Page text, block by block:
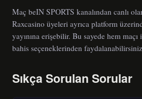
Maç beIN SPORTS kanalından canlı
Raxcasino üyeleri ayrıca platform
yayınına erişebilir. Bu sayede hem
bahis seçeneklerinden
Sıkça Sorulan Sorular